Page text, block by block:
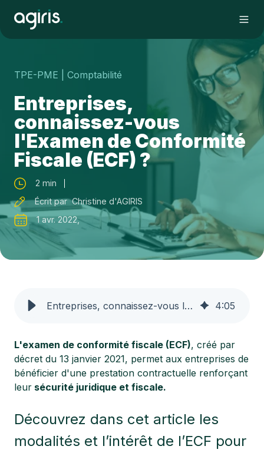
TPE-PME | Comptabilité
Entreprises,
connaissez-vous
l'Examen de Conformité
Fiscale (ECF) ?
2 min
Écrit par Christine d'AGIRIS
1 avr. 2022,
Entreprises, connaissez-vous l'Examen de Conformité Fiscale (ECF) ? 4:05
L'examen de conformité fiscale (ECF), créé par
décret du 13 janvier 2021, permet aux entreprises de
bénéficier d'une prestation contractuelle renforçant
leur sécurité juridique et fiscale.
Découvrez dans cet article les
modalités et l’intérêt de l’ECF pour